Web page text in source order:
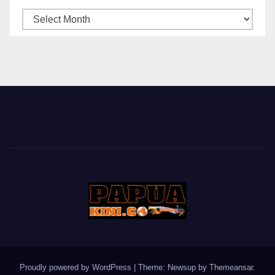
ARSIP
Proudly powered by WordPress Theme: Newsup by Themeansar.